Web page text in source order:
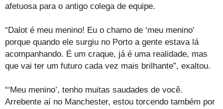
afetuosa para o antigo colega de equipe.
“Dalot é meu menino! Eu o chamo de ‘meu menino’
porque quando ele surgiu no Porto a gente estava lá
acompanhando. É um craque, já é uma realidade, mas
que vai ter um futuro cada vez mais brilhante”, exaltou.
“‘Meu menino’, tenho muitas saudades de você.
Arrebente aí no Manchester, estou torcendo também por